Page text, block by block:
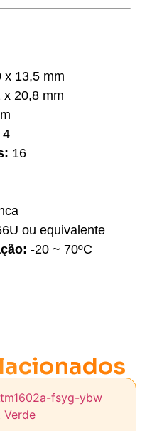
x 13,5 mm
x 20,8 mm
4
16
ou equivalente
-20 ~ 70ºC